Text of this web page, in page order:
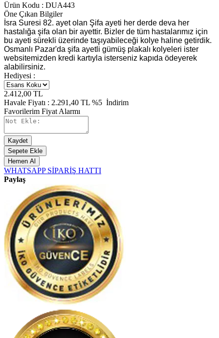
Ürün Kodu : DUA443
Öne Çıkan Bilgiler
İsra Suresi 82. ayet olan Şifa ayeti her derde deva her
hastalığa şifa olan bir ayettir. Bizler de tüm hastalarımız için
bu ayeti sürekli üzerinde taşıyabileceği kolye haline getirdik.
Osmanlı Pazar'da şifa ayetli gümüş plakalı kolyeleri ister
websitemizden kredi kartıyla isterseniz kapıda ödeyerek
alabilirsiniz.
Hediyesi :
2.412,00 TL
Havale Fiyatı : 2.291,40 TL %5 İndirim
Favorilerim Fiyat Alarmı
Kaydet
Sepete Ekle
Hemen Al
WHATSAPP SİPARİŞ HATTI
Paylaş